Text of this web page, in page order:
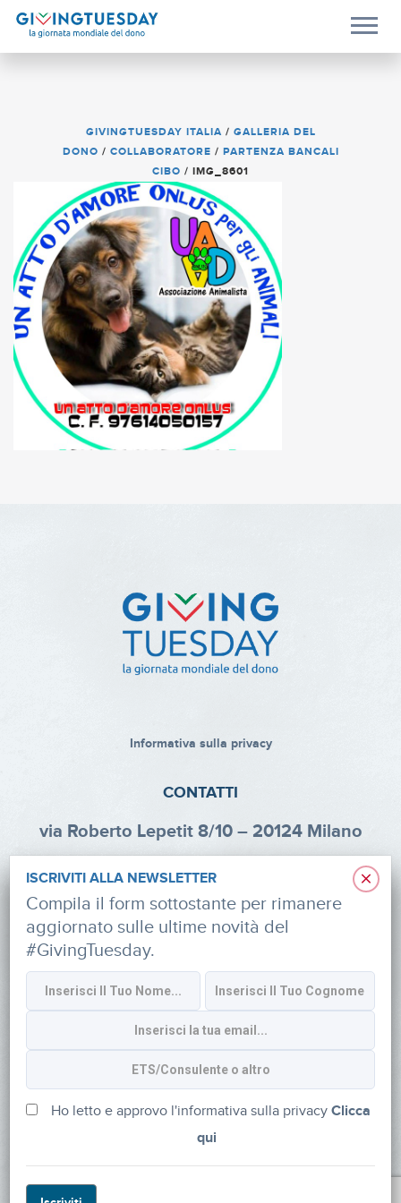
GIVINGTUESDAY ITALIA / GALLERIA DEL
DONO / COLLABORATORE / PARTENZA BANCALI
CIBO / IMG_8601
Informativa sulla privacy
CONTATTI
via Roberto Lepetit 8/10 – 20124 Milano
Tel: +39 02 47924880
CF: 91374340379
SOCIAL
×
ISCRIVITI ALLA NEWSLETTER
Compila il form sottostante per rimanere
aggiornato sulle ultime novità del
#GivingTuesday.
Ho letto e approvo l'informativa sulla privacyClicca
qui
Powered by